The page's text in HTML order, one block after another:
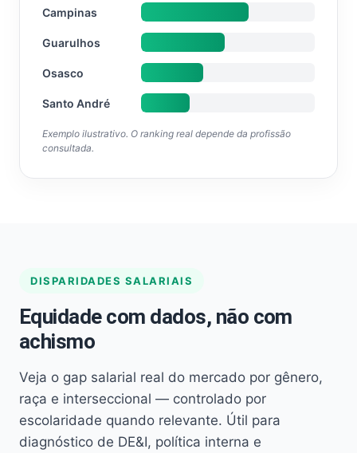
Campinas
Guarulhos
Osasco
Santo André
Exemplo ilustrativo. O ranking real depende da profissão
consultada.
DISPARIDADES SALARIAIS
Equidade com dados, não com
achismo
Veja o gap salarial real do mercado por gênero,
raça e interseccional — controlado por
escolaridade quando relevante. Útil para
diagnóstico de DE&I, política interna e